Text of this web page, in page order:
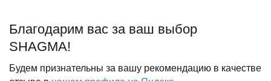
Благодарим вас за ваш выбор
SHAGMA!
Будем признательны за вашу рекомендацию в качестве